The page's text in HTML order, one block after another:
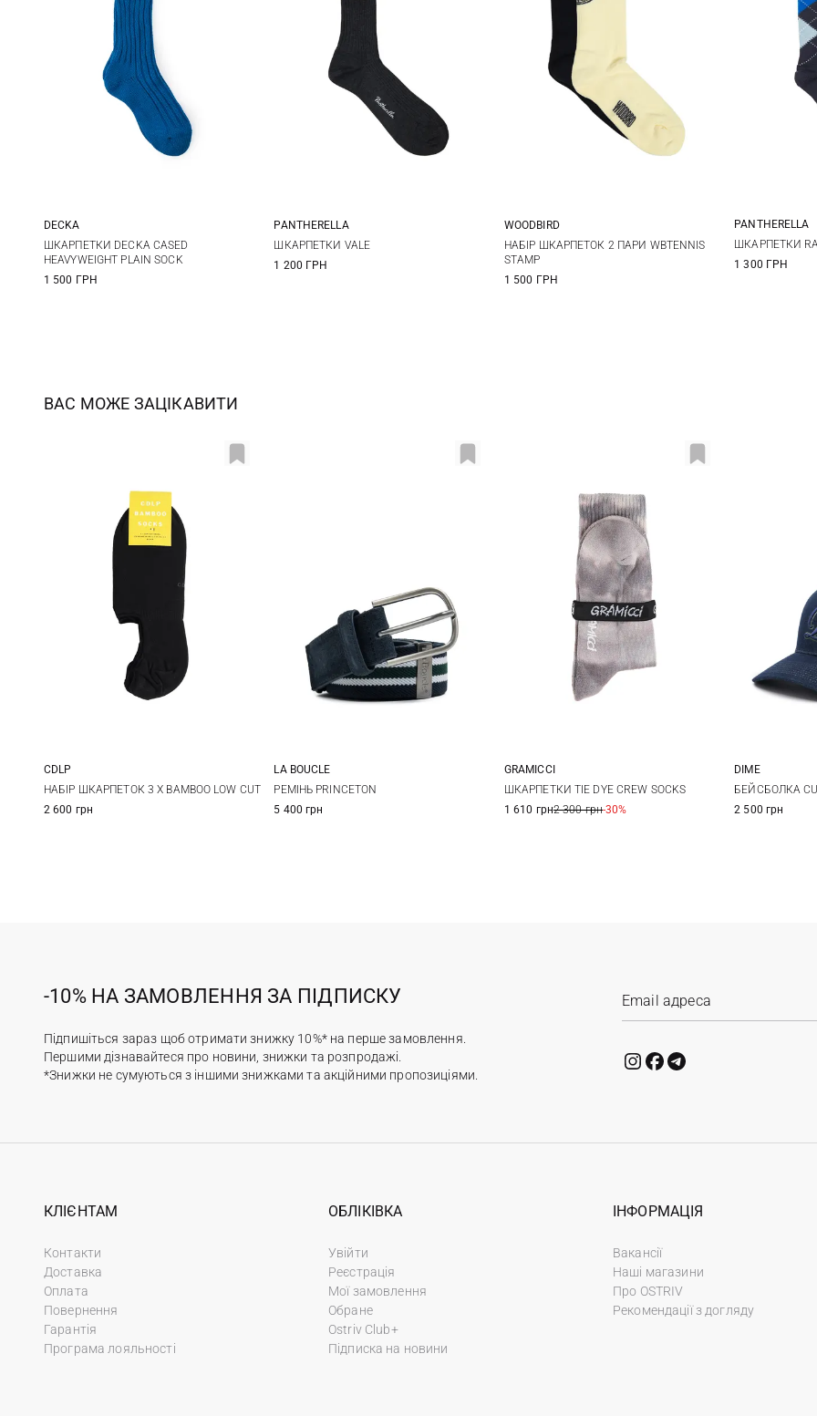
1 2
DECKA
ШКАРПЕТКИ DECKA CASED
HEAVYWEIGHT PLAIN SOCK
1 500 ГРН
10,5 11,5
PANTHERELLA
ШКАРПЕТКИ VALE
1 200 ГРН
41/46
WOODBIRD
НАБІР ШКАРПЕТОК 2 ПАРИ WBTENNIS
STAMP
1 500 ГРН
S
PANTHERELLA
ШКАРПЕТКИ
1 300 ГРН
ВАС МОЖЕ ЗАЦІКАВИТИ
39/42 43/46
CDLP
НАБІР ШКАРПЕТОК 3 X BAMBOO LOW CUT
2 600 грн
One size
LA BOUCLE
РЕМIНЬ PRINCETON
5 400 грн
One size
GRAMICCI
ШКАРПЕТКИ TIE DYE CREW SOCKS
1 610 грн2 300 грн-30%
DIME
БЕЙСБОЛКА
2 500 грн
-10% НА ЗАМОВЛЕННЯ ЗА ПІДПИСКУ
Підпишіться зараз щоб отримати знижку 10%* на перше замовлення.
Першими дізнавайтеся про новини, знижки та розпродажі.
*Знижки не сумуються з іншими знижками та акційними пропозиціями.
КЛІЄНТАМ
Контакти
Доставка
Оплата
Повернення
Гарантія
Програма лояльності
ОБЛІКІВКА
Увійти
Реєстрація
Мої замовлення
Обране
Ostriv Club+
Підписка на новини
ІНФОРМАЦІЯ
Вакансії
Наші магазини
Про OSTRIV
Рекомендації з догляду